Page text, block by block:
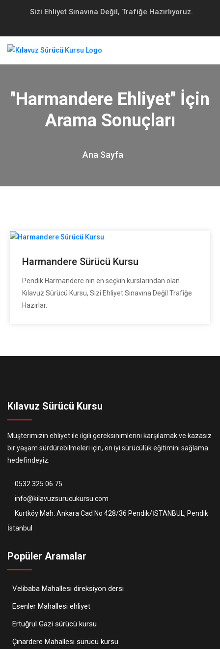
Sizi Ehliyet Sınavına Değil, Trafiğe Hazırlıyoruz.
"harmandere Ehliyet" İçin
Arama Sonuçları
Ana Sayfa
Harmandere Sürücü Kursu
Pendik Harmandere nin en seçkin kurslarından olan
Kılavuz Sürücü Kursu, Sizi Ehliyet Sınavına Değil Trafiğe
Hazırlar.
Kılavuz Sürücü Kursu
Müşterimizin ehliyet ile ilgili gereksinimlerini karşılamak ve kazasız
bir yaşam sürdürebilmeleri için, en iyi sürücülük eğitimini sağlama
hedefindeyiz.
0532 325 06 75
info@kilavuzsurucukursu.com
Kurtköy Mah. Ankara Cad No 428/36 Pendik/İSTANBUL, Pendik
İstanbul
Popüler Aramalar
Velibaba Mahallesi direksiyon dersi
Esenler Mahallesi ehliyet
Ertuğrul Gazi sürücü kursu
Çınardere Mahallesi sürücü kursu